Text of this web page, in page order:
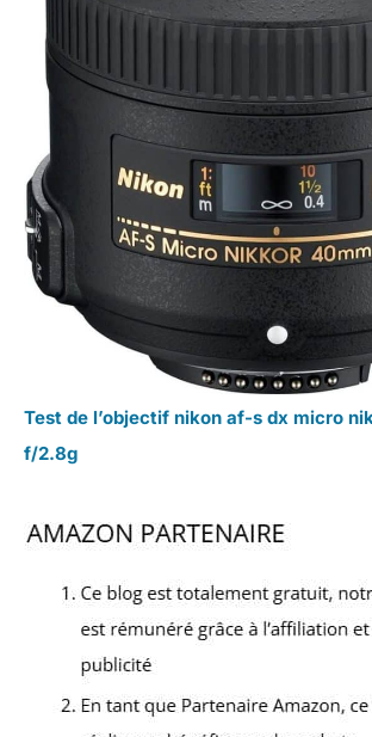
Test de l’objectif nikon af-s dx micro
f/2.8g